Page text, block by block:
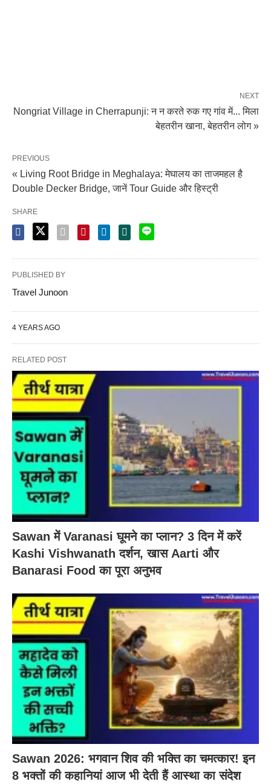
NEXT
Nongriat Village in Cherrapunji: न न करते रुक गए गांव में... मिला
बेहतरीन खाना, बेहतरीन लोग »
PREVIOUS
« Living Root Bridge in Meghalaya: मेघालय का ताजमहल है
Double Decker Bridge, जानें Tour Guide और हिस्ट्री
SHARE
PUBLISHED BY
Travel Junoon
4 YEARS AGO
RELATED POST
Sawan में Varanasi घूमने का प्लान? 3 दिन में करें
Kashi Vishwanath दर्शन, खास Aarti और
Banarasi Food का पूरा अनुभव
Sawan 2026: भगवान शिव की भक्ति का चमत्कार! इन
8 भक्तों की कहानियां आज भी देती हैं आस्था का संदेश